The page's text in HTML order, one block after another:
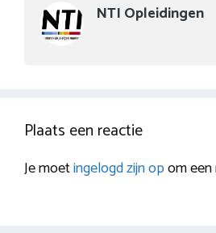
NTI Opleidingen
Plaats een reactie
Je moetingelogd zijn opom een